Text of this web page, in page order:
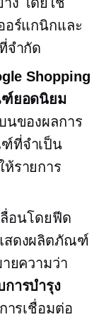
อร์แกนิกและ
จำกัด
Shopping
ฑ์ยอดนิยม
นของผลการ
ที่จำเป็น
รายการ
ลื่อนโดยฟีด
สดงผลิตภัณฑ์
ยความว่า
ารบำรุง
ารเชื่อมต่อ